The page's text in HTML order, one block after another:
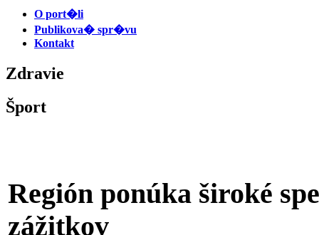
O port�li
Publikova� spr�vu
Kontakt
Zdravie
Šport
Región ponúka široké
zážitkov